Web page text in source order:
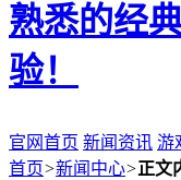
熟悉的经
验！
官网首页 新闻资讯 游
首页>新闻中心>正文